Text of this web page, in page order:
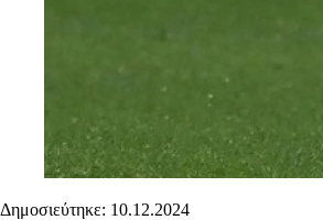
Δημοσιεύτηκε: 10.12.2024